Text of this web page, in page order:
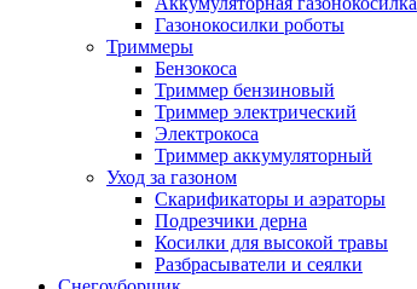
Газонокосилки роботы
Триммеры
Бензокоса
Триммер бензиновый
Триммер электрический
Электрокоса
Триммер аккумуляторный
Уход за газоном
Скарификаторы и аэраторы
Подрезчики дерна
Косилки для высокой травы
Разбрасыватели и сеялки